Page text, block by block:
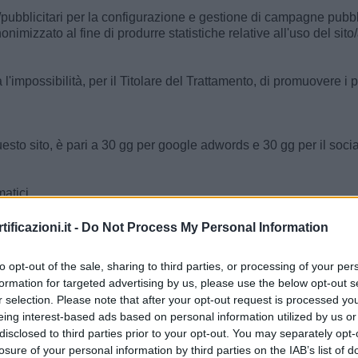
- Do Not Process My Personal Information
opt-out of the sale, sharing to third parties, or processing of your
for targeted advertising by us, please use the below opt-out
selection. Please note that after your opt-out request is processed
interest-based ads based on personal information utilized by us
to third parties prior to your opt-out. You may separately
of your personal information by third parties on the IAB’s list of
per la configurazione e gestione di campagne
al fine di produrre statistiche relative all'uso del
per il Titolare del Trattamento, di promuovere i
sito, è pari a 30 gg per google adwords e 30 gg per il
di qualsiasi tipologia di cookie tramite le impostazioni
di sessione e di sicurezza, il Titolare del Trattamento non
installati sul Suo dispositivo tramite le impostazioni del Suo
i cookie già presenti sul Suo dispositivo, ilTitolare